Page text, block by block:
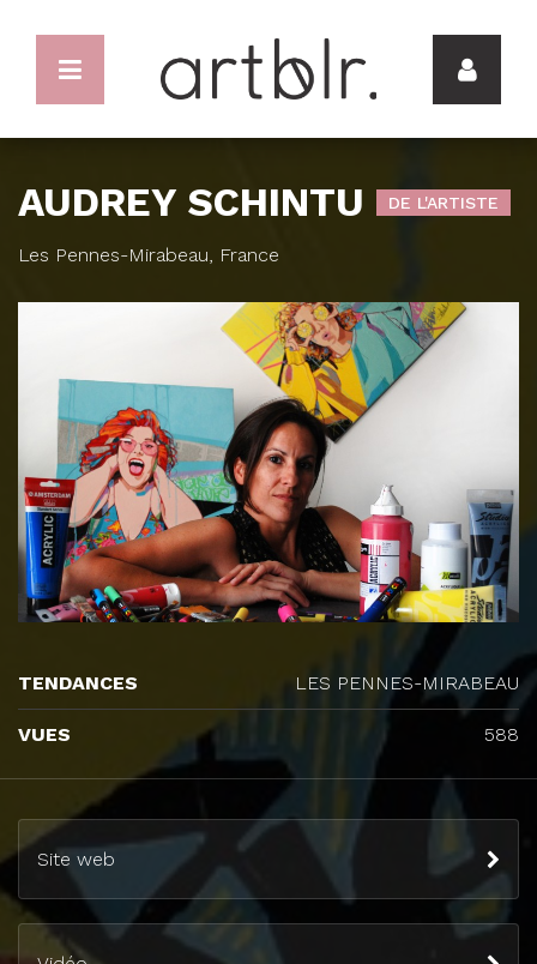
AUDREY SCHINTU DE L'ARTISTE
Les Pennes-Mirabeau, France
Site web
TENDANCES LES PENNES-MIRABEAU
VUES 588